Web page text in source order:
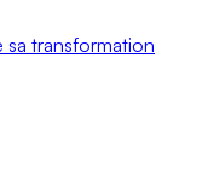
sa transformation